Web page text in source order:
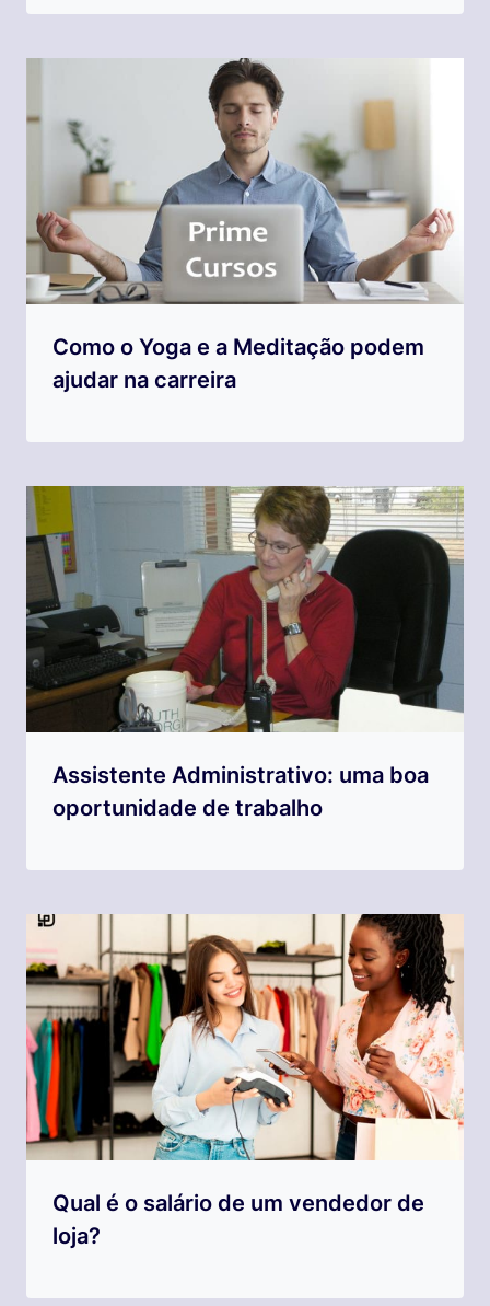
Como o Yoga e a Meditação podem
ajudar na carreira
Assistente Administrativo: uma boa
oportunidade de trabalho
Qual é o salário de um vendedor de
loja?